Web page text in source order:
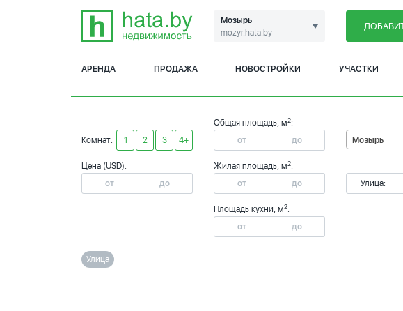
Мозырь
mozyr.hata.by
АРЕНДА ПРОДАЖА НОВОСТРОЙКИ УЧАСТКИ
Комнат: 1 2 3 4+
Цена (USD):
Общая площадь, м2:
Жилая площадь, м2:
Площадь кухни, м2:
Мозырь
Улица:
Улица